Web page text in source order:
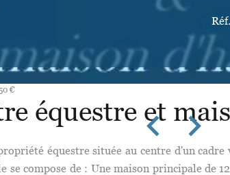
€
équestre et
équestre située au centre d'un
compose de : Une maison principale de